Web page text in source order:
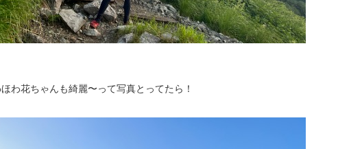
わ花ちゃんも綺麗〜って写真とってたら！